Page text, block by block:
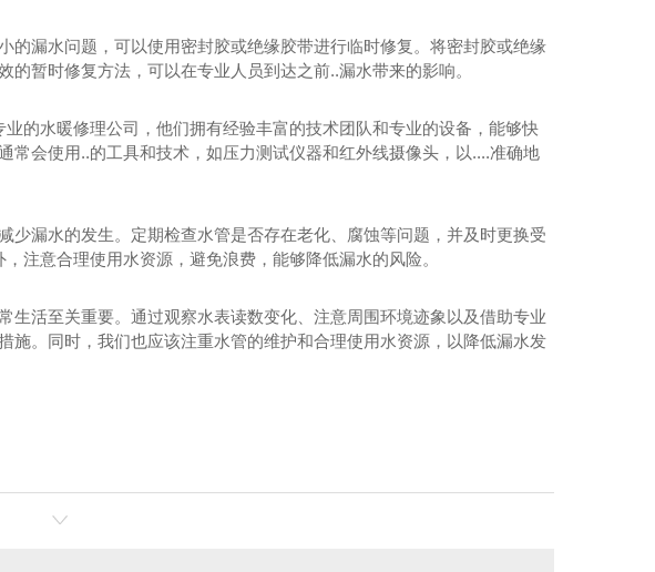
的漏水问题，可以使用密封胶或绝缘胶带进行临时修复。将密封胶或绝缘
暂时修复方法，可以在专业人员到达之前..漏水带来的影响。
的水暖修理公司，他们拥有经验丰富的技术团队和专业的设备，能够快
常会使用..的工具和技术，如压力测试仪器和红外线摄像头，以....准确地
少漏水的发生。定期检查水管是否存在老化、腐蚀等问题，并及时更换受
注意合理使用水资源，避免浪费，能够降低漏水的风险。
生活至关重要。通过观察水表读数变化、注意周围环境迹象以及借助专业
施。同时，我们也应该注重水管的维护和合理使用水资源，以降低漏水发